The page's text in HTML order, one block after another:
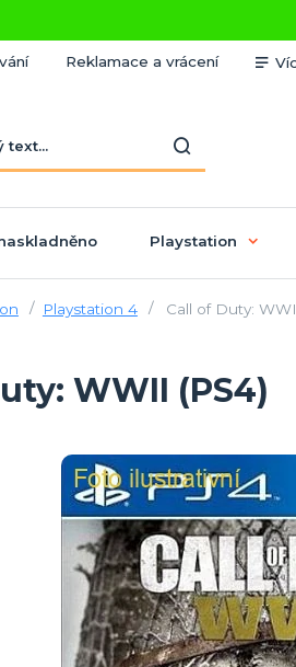
Reklamace a vrácení
Playstation
Playstation 4 Call of Duty:
WWII (PS4)